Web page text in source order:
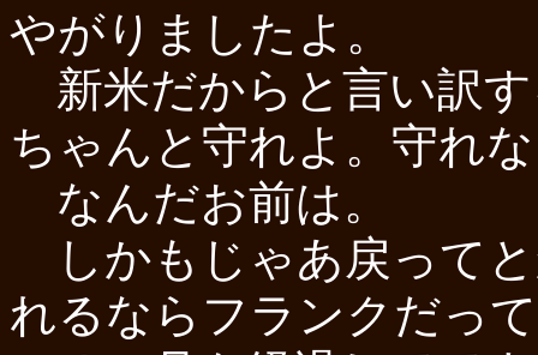
やがりましたよ。
新米だからと言い訳
ちゃんと守れよ。守れ
なんだお前は。
しかもじゃあ戻って
れるならフランクだっ